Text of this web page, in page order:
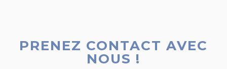
PRENEZ CONTACT AVEC
NOUS !